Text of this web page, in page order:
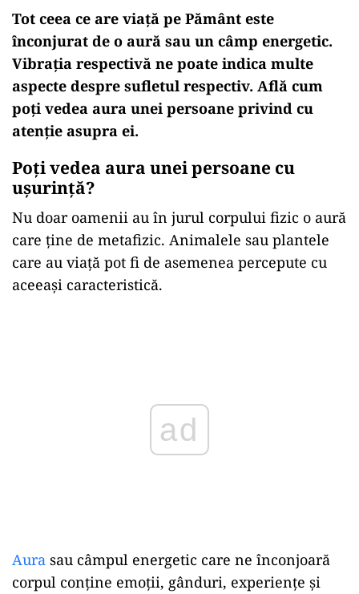
Tot ceea ce are viață pe Pământ este
înconjurat de o aură sau un câmp energetic.
Vibrația respectivă ne poate indica multe
aspecte despre sufletul respectiv. Află cum
poți vedea aura unei persoane privind cu
atenție asupra ei.
Poți vedea aura unei persoane cu
ușurință?
Nu doar oamenii au în jurul corpului fizic o aură
care ține de metafizic. Animalele sau plantele
care au viață pot fi de asemenea percepute cu
aceeași caracteristică.
Aura sau câmpul energetic care ne înconjoară
corpul conține emoții, gânduri, experiențe și